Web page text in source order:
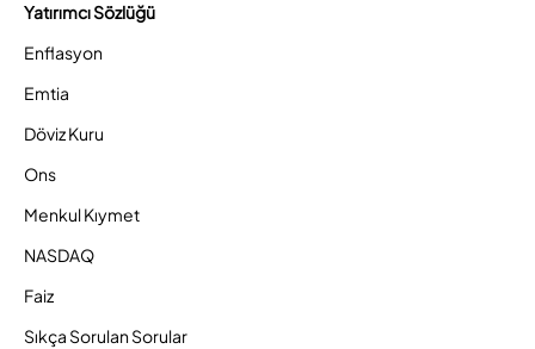
Yatırımcı Sözlüğü
Enflasyon
Emtia
Döviz Kuru
Ons
Menkul Kıymet
NASDAQ
Faiz
Sıkça Sorulan Sorular